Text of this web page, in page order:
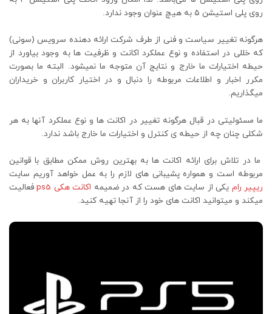
روی پلی استیشن ۵ به هیچ عنوان وجود ندارد.
هرگونه تغییر سیاست و فنی از طرف شرکت ارائه دهنده سرویس (سونی)
که خللی در استفاده و نوع عملکرد اکانت و ظرفیت ها به وجود بیاورد از
حیطه اختیارات ما خارج و نتایج آن متوجه ما نمیشود. البته ما بصورت
مکرر اخبار و اطلاعات مربوطه را دنبال و در اختیار کاربران و خریداران
میگذاریم.
ما مسئولیتی در قبال هرگونه تغییر در اکانت ها و نوع عملکرد آنها به هر
شکلی چنان چه از حیطه ی کنترل و اختیارات ما خارج باشد ندارد.
ما در تلاش برای ارائه اکانت ها به بهترین روش ممکن مطابق با قوانین
مربوطه است و همواره پشیبانی های لازم را به عمل خواهد آوریم سایت
ریپیر رام یکی از سایت های هست که در ضمیمه اکانت هکی ps5
فعالیت
میکند و میتوانید اکانت های خود را از آنجا تهیه کنید.